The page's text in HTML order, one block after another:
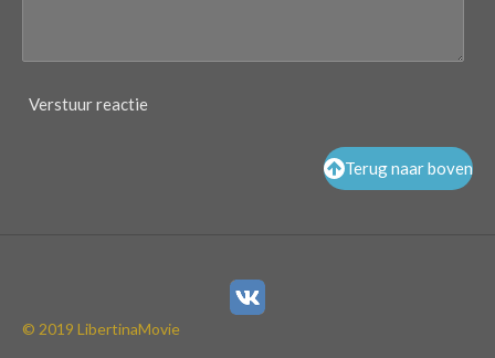
Verstuur reactie
Terug naar boven
© 2019 LibertinaMovie